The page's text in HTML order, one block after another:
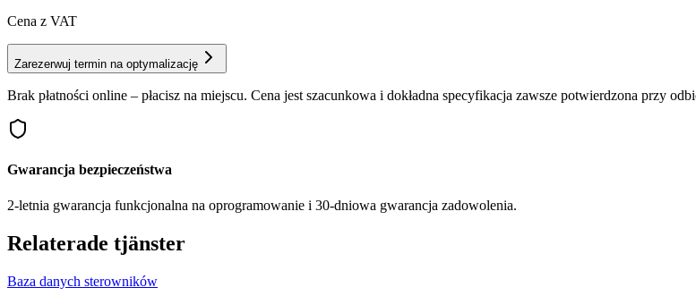
Cena z VAT
Zarezerwuj termin na optymalizację
Brak płatności online – płacisz na miejscu. Cena jest szacunkowa i dokładna specyfikacja zawsze potwierdzona przy
Gwarancja bezpieczeństwa
2-letnia gwarancja funkcjonalna na oprogramowanie i 30-dniowa gwarancja zadowolenia.
Relaterade tjänster
Baza danych sterowników